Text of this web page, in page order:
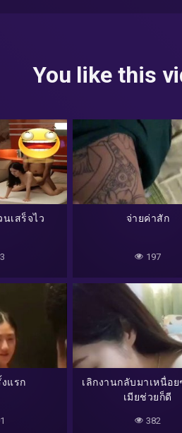
You like this
นเสร็จไว จ่ายค่าสัก
197
แรก
เลิกงานกลับมาเหนื่อย
เมียช่วยก็ดี
382